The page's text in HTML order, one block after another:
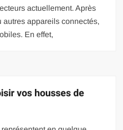
actuellement. Après
autres appareils connectés,
En effet,
vos housses de